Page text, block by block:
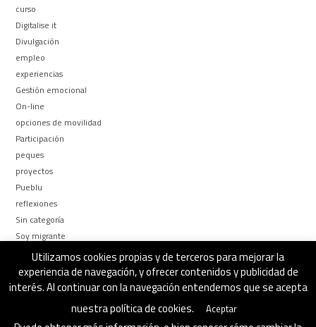
curso
Digitalise it
Divulgación
empleo
experiencias
Gestión emocional
On-line
opciones de movilidad
Participación
peques
proyectos
Pueblu
reflexiones
Sin categoría
Soy migrante
Too busy to be
¿Por qué y Para qué?
Utilizamos cookies propias y de terceros para mejorar la
experiencia de navegación, y ofrecer contenidos y publicidad de
interés. Al continuar con la navegación entendemos que se acepta
nuestra política de cookies.
Aceptar